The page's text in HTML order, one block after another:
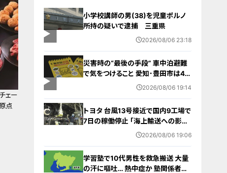
ェー
点
小学校講師の男(38)を児童ポルノ
所持の疑いで逮捕 三重県
2026/08/06 23:18
災害時の“最後の手段” 車中泊避難
で気をつけること 愛知･豊田市は4年
前からマニュアル作成 最悪の場合2026/08/06 19:14
トヨタ 台風13号接近で国内9工場で
7日の稼働停止 ｢海上輸送への影響
を踏まえ判断｣ 夏季連休明けの17日
2026/08/06 19:06
学習塾で10代男性を救急搬送 大量
の汗に嘔吐… 熱中症か 塾関係者が